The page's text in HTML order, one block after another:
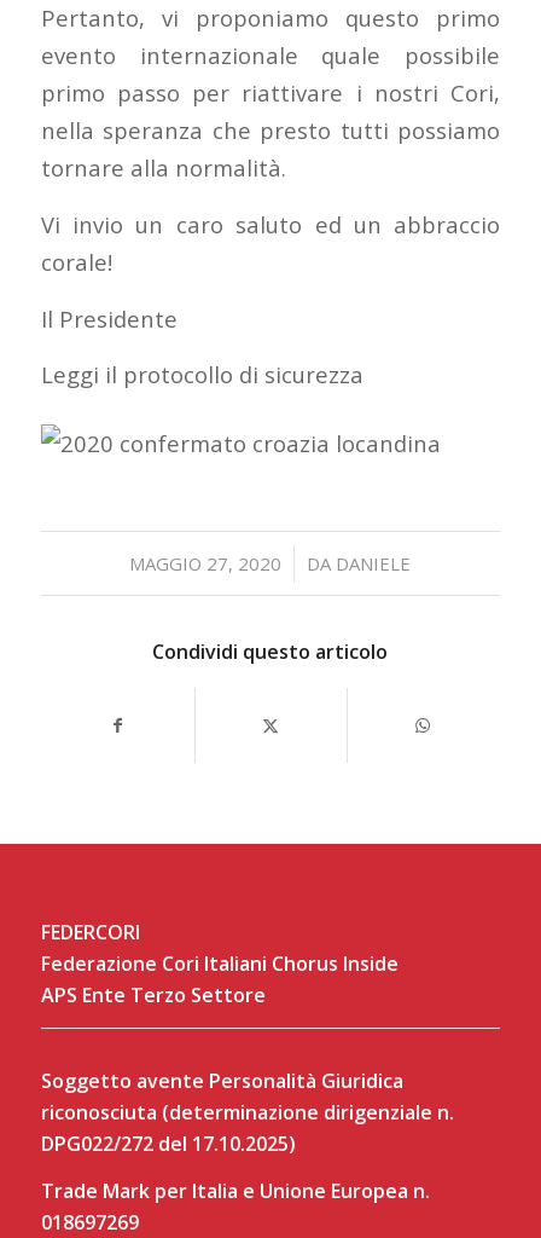
Pertanto, vi proponiamo questo primo
evento internazionale quale possibile
primo passo per riattivare i nostri Cori,
nella speranza che presto tutti possiamo
tornare alla normalità.
Vi invio un caro saluto ed un abbraccio
corale!
Il Presidente
Leggi il protocollo di sicurezza
MAGGIO 27, 2020
/ DA DANIELE
Condividi questo articolo
FEDERCORI
Federazione Cori Italiani Chorus Inside
APS Ente Terzo Settore
Soggetto avente Personalità Giuridica
riconosciuta (determinazione dirigenziale n.
DPG022/272 del 17.10.2025)
Trade Mark per Italia e Unione Europea n.
018697269